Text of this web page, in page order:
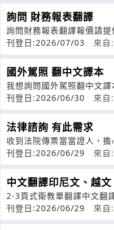
詢問 財務報表翻譯
詢問財務報表翻譯報價請提
刊登日:2026/07/03
來自
國外駕照 翻中文譯本
我想詢問國外駕照翻中文譯
用大概落在哪裡費用包含翻
刊登日:2026/06/30 來自
法律諮詢 有此需求
收到法院傳票當當證人，
刊登日:2026/06/29
來自
中文翻譯印尼文、越
2-3頁式衛教單翻譯中文翻
刊登日:2026/06/29
來自